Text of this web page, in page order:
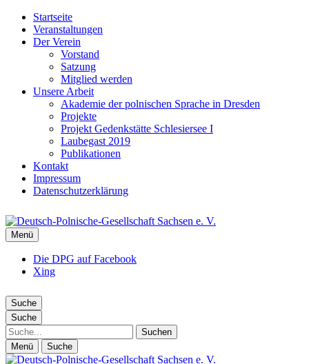
Startseite
Veranstaltungen
Der Verein
Vorstand
Satzung
Mitglied werden
Unsere Arbeit
Akademie der polnischen Sprache in Dresden
Projekte
Projekt Gedenkstätte Schlesiersee I
Laubegast 2019
Publikationen
Kontakt
Impressum
Datenschutzerklärung
DEUTSCH-POLNISCHE-
GESELLSCHAFT SACHSEN E. V.
DPG Sachsen
Menü
Die DPG auf Facebook
Xing
Suche
Suche
Suche
Menü Suche